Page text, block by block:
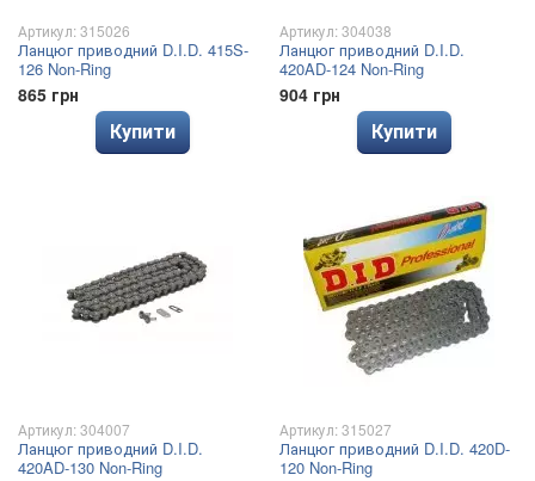
Артикул: 315026
Ланцюг приводний D.I.D. 415S-
126 Non-Ring
865 грн
Купити
Артикул: 304038
Ланцюг приводний D.I.D.
420AD-124 Non-Ring
904 грн
Купити
Артикул: 304007
Ланцюг приводний D.I.D.
420AD-130 Non-Ring
Артикул: 315027
Ланцюг приводний D.I.D. 420D-
120 Non-Ring